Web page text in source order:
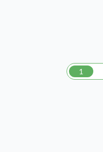
1